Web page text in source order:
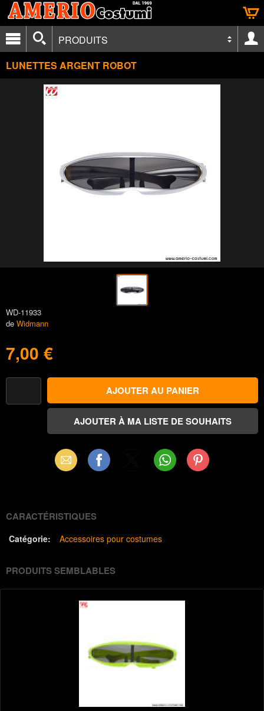
PRODUITS
LUNETTES ARGENT ROBOT
WD-11933
de Widmann
7,00 €
Email Facebook WhatsAppPinterest
CARACTÉRISTIQUES
Catégorie: Accessoires pour costumes
PRODUITS SEMBLABLES